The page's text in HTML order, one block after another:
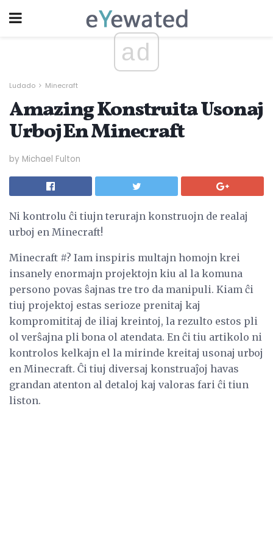
ad
Ludado Minecraft
Amazing Konstruita Usonaj
Urboj En Minecraft
by Michael Fulton
Ni kontrolu ĉi tiujn terurajn konstruojn de realaj
urboj en Minecraft!
Minecraft #? Iam inspiris multajn homojn krei
insanely enormajn projektojn kiu al la komuna
persono povas ŝajnas tre tro da manipuli. Kiam ĉi
tiuj projektoj estas serioze prenitaj kaj
kompromititaj de iliaj kreintoj, la rezulto estos pli
ol verŝajna pli bona ol atendata. En ĉi tiu artikolo ni
kontrolos kelkajn el la mirinde kreitaj usonaj urboj
en Minecraft. Ĉi tiuj diversaj konstruaĵoj havas
grandan atenton al detaloj kaj valoras fari ĉi tiun
liston.